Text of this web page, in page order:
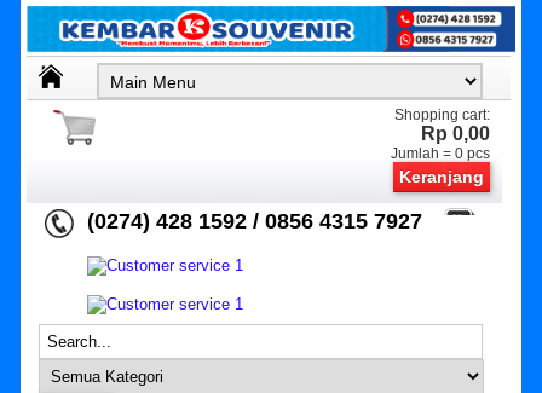
Shopping cart:
Rp 0,00
Jumlah =0 pcs
Keranjang
(0274) 428 1592 / 0856 4315 7927